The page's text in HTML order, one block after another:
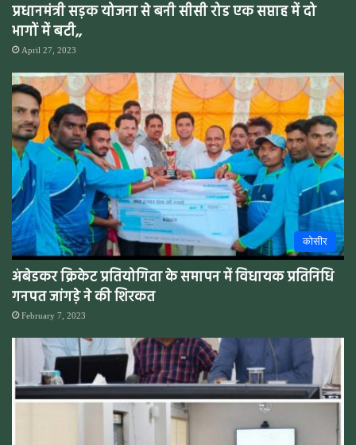
प्रधानमंत्री सड़क योजना से बनी सीसी रोड एक सप्ताह में दो
भागों में बटी,,
April 27, 2023
कोसीर
अंबेडकर क्रिकेट प्रतियोगिता के समापन में विधायक प्रतिनिधि
गनपत जांगड़े ने की शिरकत
February 7, 2023